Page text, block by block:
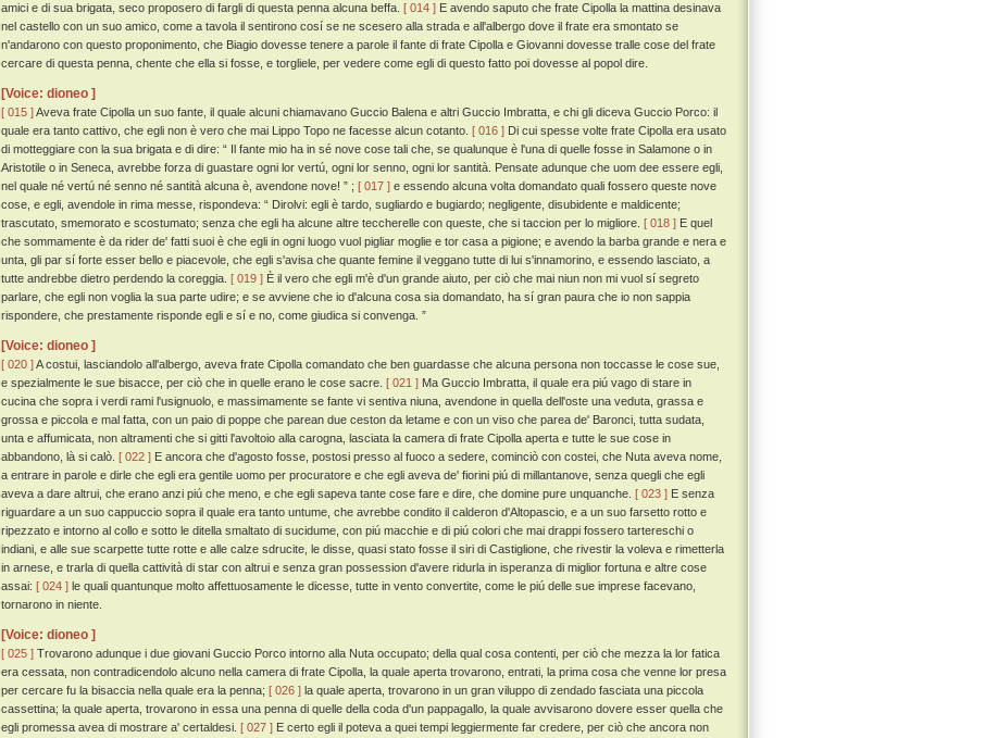
amici e di sua brigata, seco proposero di fargli di questa penna alcuna beffa. [ 014 ] E avendo saputo che frate Cipolla la mattina desinava
nel castello con un suo amico, come a tavola il sentirono cosí se ne scesero alla strada e all'albergo dove il frate era smontato se
n'andarono con questo proponimento, che Biagio dovesse tenere a parole il fante di frate Cipolla e Giovanni dovesse tralle cose del frate
cercare di questa penna, chente che ella si fosse, e torgliele, per vedere come egli di questo fatto poi dovesse al popol dire.
[Voice: dioneo ]
[ 015 ]Aveva frate Cipolla un suo fante, il quale alcuni chiamavano Guccio Balena e altri Guccio Imbratta, e chi gli diceva Guccio Porco: il
quale era tanto cattivo, che egli non è vero che mai Lippo Topo ne facesse alcun cotanto. [ 016 ] Di cui spesse volte frate Cipolla era usato
di motteggiare con la sua brigata e di dire: “ Il fante mio ha in sé nove cose tali che, se qualunque è l'una di quelle fosse in Salamone o in
Aristotile o in Seneca, avrebbe forza di guastare ogni lor vertú, ogni lor senno, ogni lor santità. Pensate adunque che uom dee essere egli,
nel quale né vertú né senno né santità alcuna è, avendone nove! ” ; [ 017 ] e essendo alcuna volta domandato quali fossero queste nove
cose, e egli, avendole in rima messe, rispondeva: “ Dirolvi: egli è tardo, sugliardo e bugiardo; negligente, disubidente e maldicente;
trascutato, smemorato e scostumato; senza che egli ha alcune altre teccherelle con queste, che si taccion per lo migliore. [ 018 ] E quel
che sommamente è da rider de' fatti suoi è che egli in ogni luogo vuol pigliar moglie e tor casa a pigione; e avendo la barba grande e nera e
unta, gli par sí forte esser bello e piacevole, che egli s'avisa che quante femine il veggano tutte di lui s'innamorino, e essendo lasciato, a
tutte andrebbe dietro perdendo la coreggia. [ 019 ] È il vero che egli m'è d'un grande aiuto, per ciò che mai niun non mi vuol sí segreto
parlare, che egli non voglia la sua parte udire; e se avviene che io d'alcuna cosa sia domandato, ha sí gran paura che io non sappia
rispondere, che prestamente risponde egli e sí e no, come giudica si convenga. ”
[Voice: dioneo ]
[ 020 ]A costui, lasciandolo all'albergo, aveva frate Cipolla comandato che ben guardasse che alcuna persona non toccasse le cose sue,
e spezialmente le sue bisacce, per ciò che in quelle erano le cose sacre. [ 021 ] Ma Guccio Imbratta, il quale era piú vago di stare in
cucina che sopra i verdi rami l'usignuolo, e massimamente se fante vi sentiva niuna, avendone in quella dell'oste una veduta, grassa e
grossa e piccola e mal fatta, con un paio di poppe che parean due ceston da letame e con un viso che parea de' Baronci, tutta sudata,
unta e affumicata, non altramenti che si gitti l'avoltoio alla carogna, lasciata la camera di frate Cipolla aperta e tutte le sue cose in
abbandono, là si calò. [ 022 ] E ancora che d'agosto fosse, postosi presso al fuoco a sedere, cominciò con costei, che Nuta aveva nome,
a entrare in parole e dirle che egli era gentile uomo per procuratore e che egli aveva de' fiorini piú di millantanove, senza quegli che egli
aveva a dare altrui, che erano anzi piú che meno, e che egli sapeva tante cose fare e dire, che domine pure unquanche. [ 023 ] E senza
riguardare a un suo cappuccio sopra il quale era tanto untume, che avrebbe condito il calderon d'Altopascio, e a un suo farsetto rotto e
ripezzato e intorno al collo e sotto le ditella smaltato di sucidume, con piú macchie e di piú colori che mai drappi fossero tartereschi o
indiani, e alle sue scarpette tutte rotte e alle calze sdrucite, le disse, quasi stato fosse il siri di Castiglione, che rivestir la voleva e rimetterla
in arnese, e trarla di quella cattività di star con altrui e senza gran possession d'avere ridurla in isperanza di miglior fortuna e altre cose
assai: [ 024 ] le quali quantunque molto affettuosamente le dicesse, tutte in vento convertite, come le piú delle sue imprese facevano,
tornarono in niente.
[Voice: dioneo ]
[ 025 ] Trovarono adunque i due giovani Guccio Porco intorno alla Nuta occupato; della qual cosa contenti, per ciò che mezza la lor fatica
era cessata, non contradicendolo alcuno nella camera di frate Cipolla, la quale aperta trovarono, entrati, la prima cosa che venne lor presa
per cercare fu la bisaccia nella quale era la penna; [ 026 ] la quale aperta, trovarono in un gran viluppo di zendado fasciata una piccola
cassettina; la quale aperta, trovarono in essa una penna di quelle della coda d'un pappagallo, la quale avvisarono dovere esser quella che
egli promessa avea di mostrare a' certaldesi. [ 027 ] E certo egli il poteva a quei tempi leggiermente far credere, per ciò che ancora non